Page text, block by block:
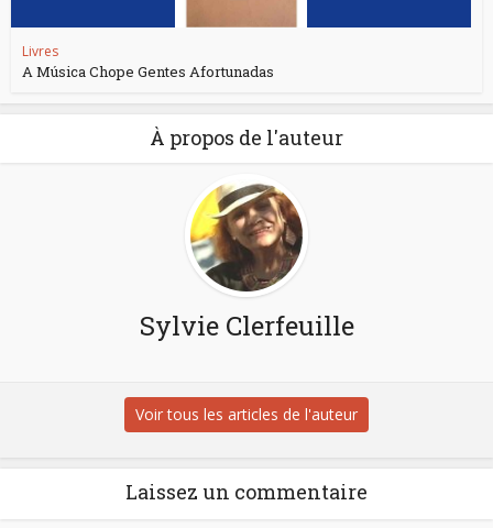
Livres
A Música Chope Gentes Afortunadas
À propos de l'auteur
Sylvie Clerfeuille
Voir tous les articles de l'auteur
Laissez un commentaire